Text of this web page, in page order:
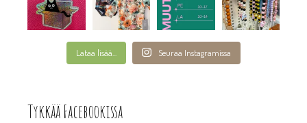
Lataa lisää... Seuraa Instagramissa
Tykkää Facebookissa